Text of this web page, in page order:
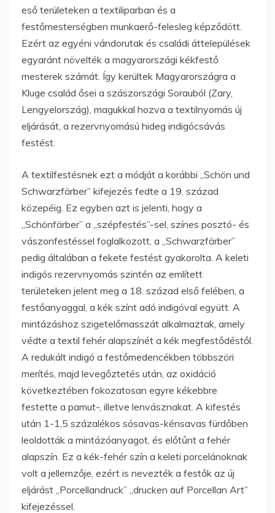
eső területeken a textiliparban és a
festőmesterségben munkaerő-felesleg képződött.
Ezért az egyéni vándorutak és családi áttelepülések
egyaránt növelték a magyarországi kékfestő
mesterek számát. Így kerültek Magyarországra a
Kluge család ősei a szászországi Sorauból (Zary,
Lengyelország), magukkal hozva a textilnyomás új
eljárását, a rezervnyomású hideg indigócsávás
festést.
A textilfestésnek ezt a módját a korábbi „Schön und
Schwarzfärber” kifejezés fedte a 19. század
közepéig. Ez egyben azt is jelenti, hogy a
„Schönfärber” a „szépfestés”-sel, színes posztó- és
vászonfestéssel foglalkozott, a „Schwarzfärber”
pedig általában a fekete festést gyakorolta. A keleti
indigós rezervnyomás szintén az említett
területeken jelent meg a 18. század első felében, a
festőanyaggal, a kék színt adó indigóval együtt. A
mintázáshoz szigetelőmasszát alkalmaztak, amely
védte a textil fehér alapszínét a kék megfestődéstől.
A redukált indigó a festőmedencékben többszöri
merítés, majd levegőztetés után, az oxidáció
következtében fokozatosan egyre kékebbre
festette a pamut-, illetve lenvásznakat. A kifestés
után 1-1,5 százalékos sósavas-kénsavas fürdőben
leoldották a mintázóanyagot, és előtűnt a fehér
alapszín. Ez a kék-fehér szín a keleti porcelánoknak
volt a jellemzője, ezért is nevezték a festők az új
eljárást „Porcellandruck” „drucken auf Porcellan Art”
kifejezéssel.